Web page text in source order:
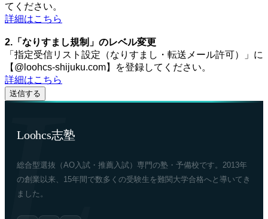
てください。
詳細はこちら
2.「なりすまし規制」のレベル変更
「指定受信リスト設定（なりすまし・転送メール許可）」に
【@loohcs-shijuku.com】を登録してください。
詳細はこちら
Loohcs志塾
総合型選抜（AO入試・推薦入試）専門の塾・予備校です。2013年
の創業以来、15年間で数多くの受験生を難関大学合格へと導いてき
ました。